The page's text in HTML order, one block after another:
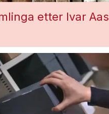
etter Ivar